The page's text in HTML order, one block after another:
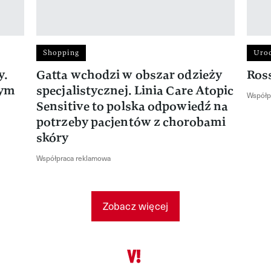
Shopping
Gatta wchodzi w obszar odzieży
specjalistycznej. Linia Care Atopic
Sensitive to polska odpowiedź na
potrzeby pacjentów z chorobami
skóry
Współpraca reklamowa
Zobacz więcej